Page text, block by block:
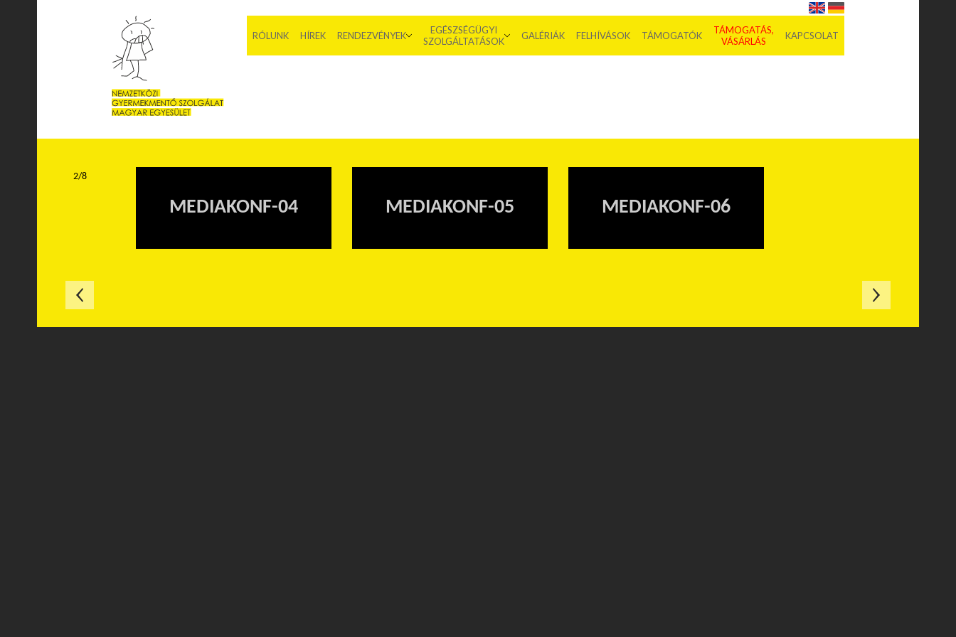
RÓLUNK HÍREK RENDEZVÉNYEK
EGÉSZSÉGÜGYI
SZOLGÁLTATÁSOK
GALÉRIÁK FELHÍVÁSOK TÁMOGATÓK
TÁMOGATÁS,
VÁSÁRLÁS
KAPCSOLAT
MEDIAKONF-04 MEDIAKONF-05 MEDIAKONF-06
2/8